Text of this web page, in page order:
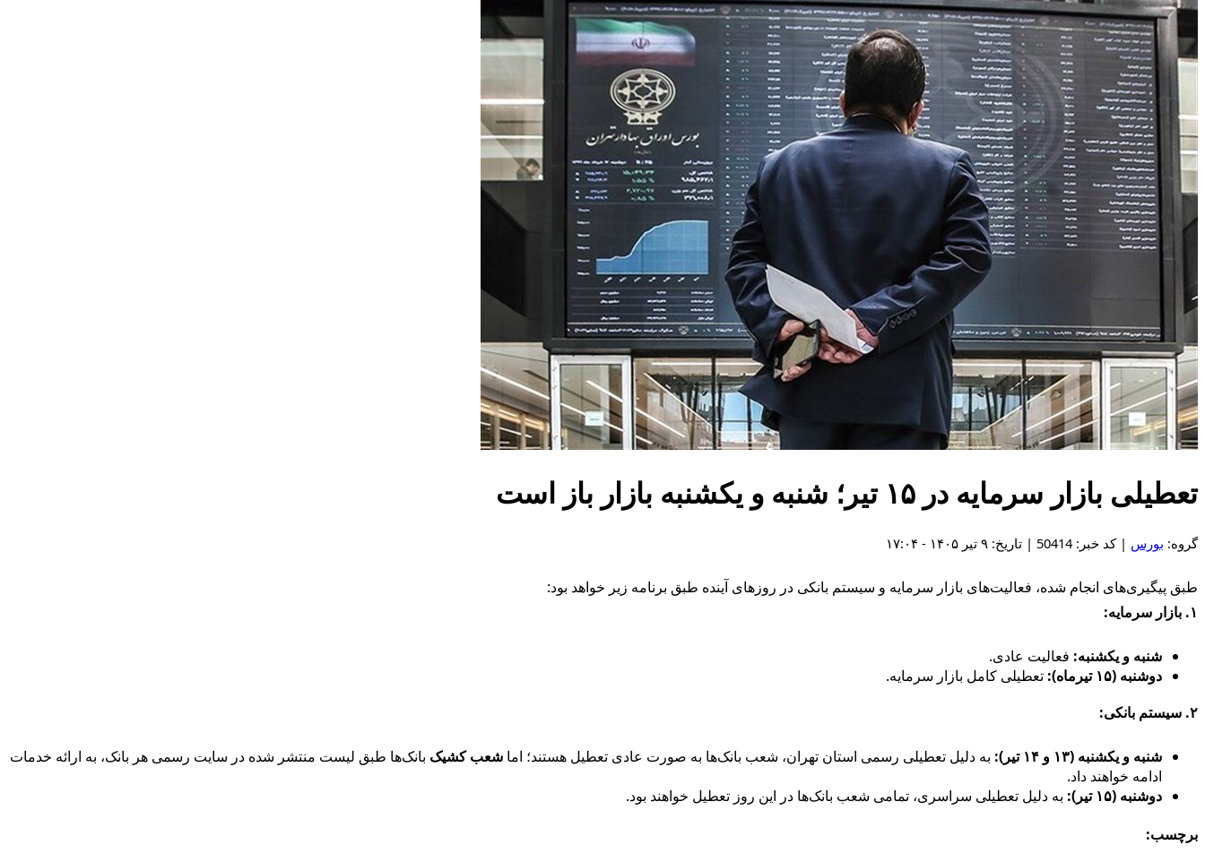
تعطیلی بازار سرمایه در ۱۵ تیر؛ شنبه و یکشنبه بازار باز است
گروه: بورس | کد خبر: 50414 | تاریخ: ۹ تیر ۱۴۰۵ - ۱۷:۰۴
طبق پیگیری‌های انجام شده، فعالیت‌های بازار سرمایه و سیستم بانکی در روزهای آینده طبق برنامه زیر خواهد بود:
۱. بازار سرمایه:
شنبه و یکشنبه: فعالیت عادی.
دوشنبه (۱۵ تیرماه):
تعطیلی کامل بازار سرمایه.
۲. سیستم بانکی:
شنبه و یکشنبه (۱۳ و ۱۴ تیر): به دلیل تعطیلی رسمی استان تهران، شعب بانک‌ها به صورت عادی تعطیل هستند؛ اما شعب کشیک بانک‌ها طبق لیست منتشر شده در سایت رسمی هر بانک، به ارائه خدمات
ادامه خواهند داد.
دوشنبه (۱۵ تیر):
به دلیل تعطیلی سراسری، تمامی شعب بانک‌ها در این روز تعطیل خواهند بود.
برچسب: